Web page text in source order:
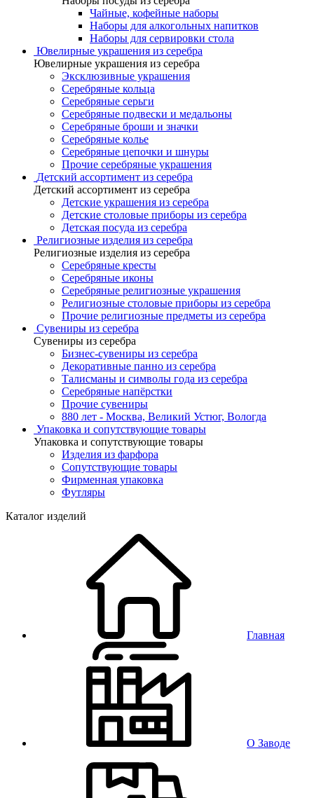
Чайные, кофейные наборы
Наборы для алкогольных напитков
Наборы для сервировки стола
Ювелирные украшения из серебра
Ювелирные украшения из серебра
Эксклюзивные украшения
Серебряные кольца
Серебряные серьги
Серебряные подвески и медальоны
Серебряные броши и значки
Серебряные колье
Серебряные цепочки и шнуры
Прочие серебряные украшения
Детский ассортимент из серебра
Детский ассортимент из серебра
Детские украшения из серебра
Детские столовые приборы из серебра
Детская посуда из серебра
Религиозные изделия из серебра
Религиозные изделия из серебра
Серебряные кресты
Серебряные иконы
Серебряные религиозные украшения
Религиозные столовые приборы из серебра
Прочие религиозные предметы из серебра
Сувениры из серебра
Сувениры из серебра
Бизнес-сувениры из серебра
Декоративные панно из серебра
Талисманы и символы года из серебра
Серебряные напёрстки
Прочие сувениры
880 лет - Москва, Великий Устюг, Вологда
Упаковка и сопутствующие товары
Упаковка и сопутствующие товары
Изделия из фарфора
Сопутствующие товары
Фирменная упаковка
Футляры
Каталог изделий
Главная
О Заводе